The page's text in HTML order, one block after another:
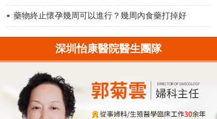
藥物終止懷孕幾周可以進行？幾周內食藥打掉好
深圳怡康醫院醫生團隊